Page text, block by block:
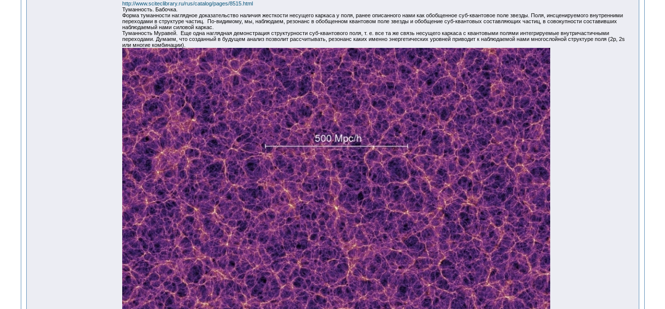
http://www.sciteclibrary.ru/rus/catalog/pages/8515.html
Туманность. Бабочка.
Форма туманности наглядное доказательство наличия жесткости несущего каркаса у поля, ранее описанного нами как обобщенное суб-квантовое поле звезды. Поля, инсценируемого внутренними
переходами в структуре частиц. По-видимому, мы, наблюдаем, резонанс в обобщенном квантовом поле звезды и обобщение суб-квантовых составляющих частиц, в совокупности составивших
наблюдаемый нами силовой каркас.
Туманность Муравей. Еще одна наглядная демонстрация структурности суб-квантового поля, т. е. все та же связь несущего каркаса с квантовыми полями интегрируемые внутричастичными
переходами. Думаем, что созданный в будущем анализ позволит рассчитывать, резонанс каких именно энергетических уровней приводит к наблюдаемой нами многослойной структуре поля (2p, 2s
или многие комбинации).